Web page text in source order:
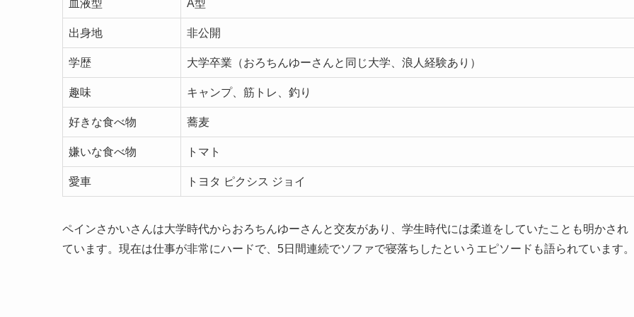
血液型 A型
出身地 非公開
学歴 大学卒業（おろちんゆーさんと同じ大学、浪人経験あり）
趣味 キャンプ、筋トレ、釣り
好きな食べ物 蕎麦
嫌いな食べ物 トマト
愛車 トヨタ ピクシス ジョイ
ペインさかいさんは大学時代からおろちんゆーさんと交友があり、学生時代には柔道をしていたことも明かされ
ています。現在は仕事が非常にハードで、5日間連続でソファで寝落ちしたというエピソードも語られています。